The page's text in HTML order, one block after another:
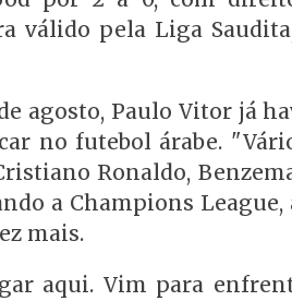
válido pela Liga
agosto, Paulo Vitor já
no futebol árabe.
Ronaldo,
a Champions League,
mais.
aqui. Vim para